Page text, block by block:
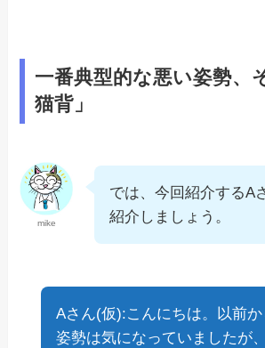
一番典型的な悪い姿勢、
猫背」
mike
では、今回紹介するA
紹介しましょう。
Aさん(仮):こんにちは。以前か
姿勢は気になっていましたが